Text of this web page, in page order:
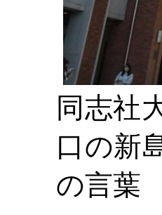
同志社
口の新
の言葉